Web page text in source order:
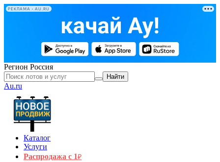
РЕКЛАМА • AU.RU
Регион Россия
Найти
Au.ru
Каталог
Услуги
Распродажа с 1₽